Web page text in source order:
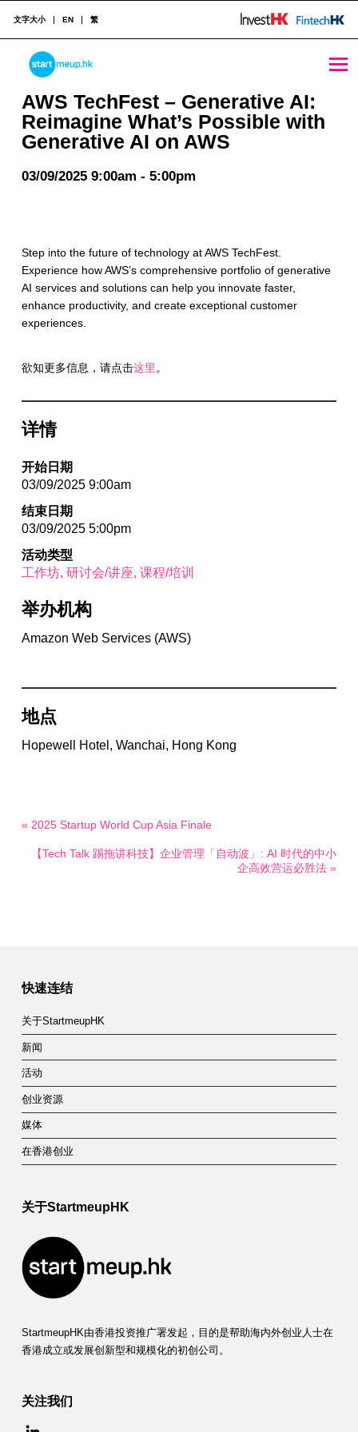
AWS TechFest – Generative AI: Reimagine What's Possible with Generative AI on AWS - StartmeupHK
STARTMEUPHK
STARTMEUPHK FESTIVAL IS THE LEADING STARTUP AND INNOVATION CONFERENCE EVENT IN HONG KONG
文字大小 EN 繁
AWS TechFest – Generative AI:
Reimagine What’s Possible with
Generative AI on AWS
03/09/2025 9:00am - 5:00pm
Step into the future of technology at AWS TechFest.
Experience how AWS’s comprehensive portfolio of generative
AI services and solutions can help you innovate faster,
enhance productivity, and create exceptional customer
experiences.
欲知更多信息，请点击这里 。
详情
开始日期
03/09/2025 9:00am
结束日期
03/09/2025 5:00pm
活动类型
工作坊 研讨会/讲座 课程/培训
举办机构
Amazon Web Services (AWS)
地点
Hopewell Hotel, Wanchai, Hong Kong
« 2025 Startup World Cup Asia Finale
【Tech Talk 踢拖讲科技】企业管理「自动波」: AI 时代的中小
企高效营运必胜法 »
快速连结
关于StartmeupHK
新闻
活动
创业资源
媒体
在香港创业
关于StartmeupHK
StartmeupHK由香港投资推广署发起，目的是帮助海内外创业人士在
香港成立或发展创新型和规模化的初创公司。
关注我们